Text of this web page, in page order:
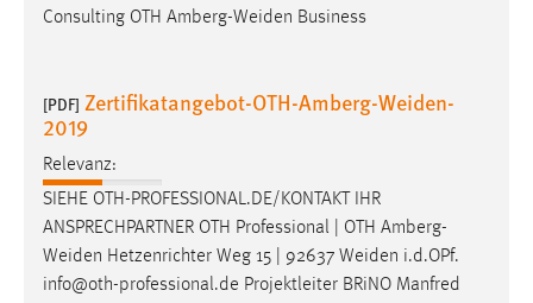
Consulting OTH Amberg-Weiden Business
[PDF] Zertifikatangebot-OTH-Amberg-Weiden-
2019
Relevanz:
SIEHE OTH-PROFESSIONAL.DE/KONTAKT IHR
ANSPRECHPARTNER OTH Professional | OTH Amberg-
Weiden Hetzenrichter Weg 15 | 92637 Weiden i.d.OPf.
info@oth-professional.de Projektleiter BRiNO Manfred
Cookie Laufzeit:
Chat
Name:
MibewSessionID, MIBEW_UserID, mibew_locale, mibew-
chat-frame-style-5e9dbeb1811c0446
Zweck:
Wird benötigt um die Chatfunktion nutzen zu können.